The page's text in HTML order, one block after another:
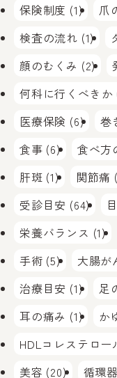
保険制度 (1)
爪
検査の流れ (1)
顔のむくみ (2)
何科に行くべきか
医療保険 (6)
巻
食事 (6)
食べ方
肝斑 (1)
関節痛
受診目安 (64)
栄養バランス (1)
手術 (5)
大腸が
治療目安 (1)
足
耳の痛み (1)
か
HDLコレステロー
美容 (20)
循環